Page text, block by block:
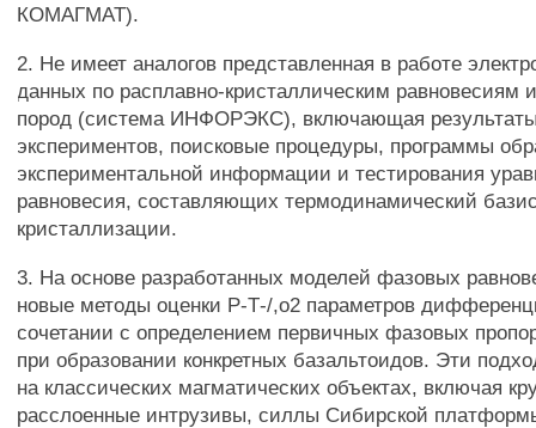
КОМАГМАТ).
2. Не имеет аналогов представленная в работе
данных по расплавно-кристаллическим равновесиям
пород (система ИНФОРЭКС), включающая
экспериментов, поисковые процедуры, программы
экспериментальной информации и тестирования
равновесия, составляющих термодинамический
кристаллизации.
3. На основе разработанных моделей фазовых
новые методы оценки Р-Т-/,о2 параметров
сочетании с определением первичных фазовых
при образовании конкретных базальтоидов. Эти
на классических магматических объектах, включая
расслоенные интрузивы, силлы Сибирской